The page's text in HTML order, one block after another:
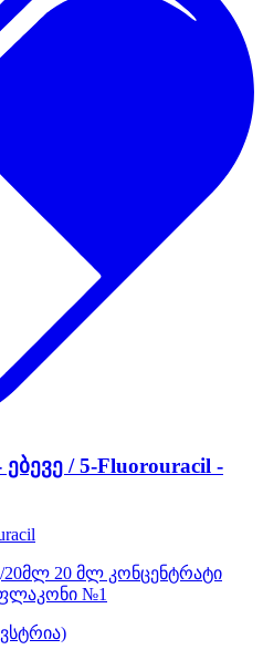
/ 5-Fluorouracil -
20მლ 20 მლ კონცენტრატი
№1